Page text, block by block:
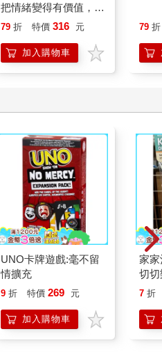
把情緒變得有價值，跟
誰都能自在相處
79 折 特價 316 元
加入購物車
79 折
UNO卡牌遊戲:毫不留
情擴充
9 折 特價 269 元
加入購物車
家
切切
7 折